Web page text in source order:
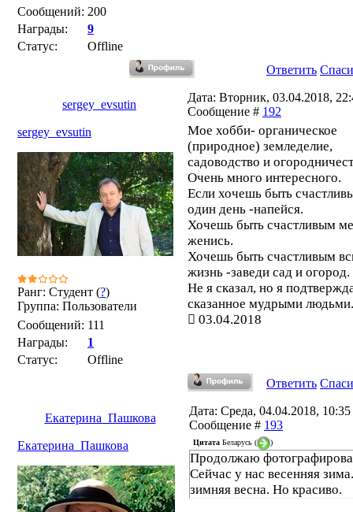
Сообщений: 200
Награды:
9
Статус:
Offline
Ответить
sergey_evsutin
Дата: Вторник, 03.04.2018,
Сообщение # 192
sergey_evsutin
Ранг: Студент (?)
Группа: Пользователи
Сообщений: 111
Награды:
1
Статус:
Offline
Мое хобби- органическое
(природное) земледелие,
садоводство и
Очень много интересного.
Если хочешь быть
один день -напейся.
Хочешь быть счастливым
женись.
Хочешь быть счастливым
жизнь -заведи сад и огород.
Не я сказал, но я
сказанное мудрыми людьми.
03.04.2018
Ответить
Екатерина_Пашкова
Дата: Среда, 04.04.2018, 10:35
Сообщение # 193
Екатерина_Пашкова
Цитата Беларусь ( )
Продолжаю
Сейчас у нас весенняя
зимняя весна. Но красиво.